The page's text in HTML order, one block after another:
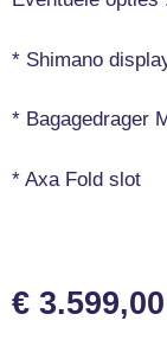
* Shimano
* Bagagedrager
* Axa Fold slot
€ 3.599,00